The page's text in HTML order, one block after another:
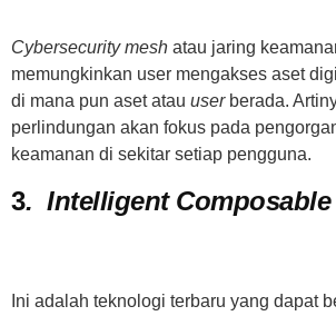
Cybersecurity mesh atau jaring
memungkinkan user mengakses aset
di mana pun aset atau userberada.
perlindungan akan fokus pada
keamanan di sekitar setiap pengguna.
3. Intelligent
Ini adalah teknologi terbaru yang dapat